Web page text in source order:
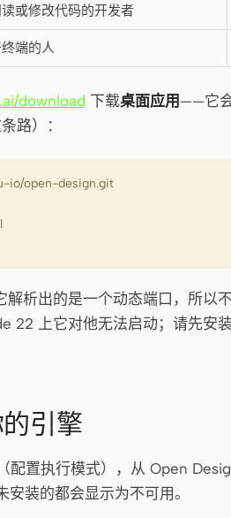
或修改代码的开发者
端的人
download 下载桌面应用 ——它
路）：
io/open-design.git
析出的是一个动态端口，所以
22 上它对他无法启动；请先安
引擎
配置执行模式），从 Open
装的都会显示为不可用。